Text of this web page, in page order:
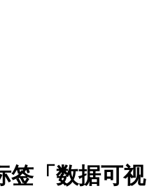
签「数据可视